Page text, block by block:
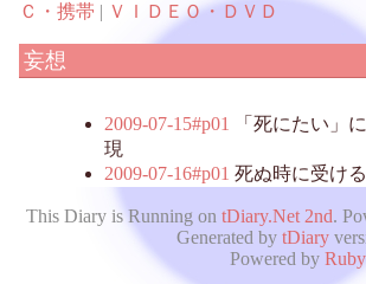
Ｃ・携帯 | ＶＩＤＥＯ・ＤＶＤ
妄想
2009-07-15#p01
「死にたい」
現
2009-07-16#p01 死ぬ時に受け
This Diary is Running on tDiary.Net 2nd.
Generated by tDiary
Powered by Ruby